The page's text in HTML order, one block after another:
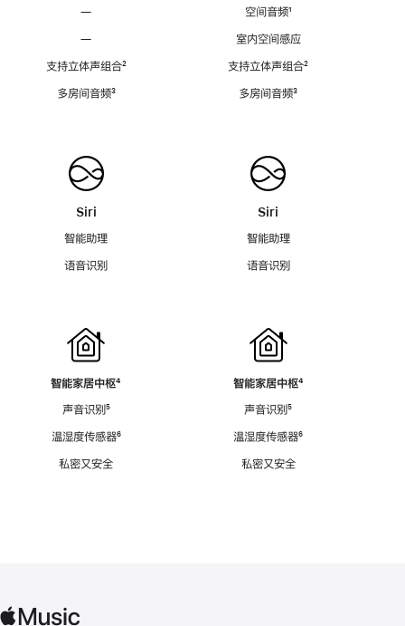
—
—
支持立体声组合脚
²
多房间音频脚
³
Siri
智能助理
语音识别
智能家居中枢脚
⁴
声音识别脚
⁵
温湿度传感器脚
⁶
私密又安全
空间音频脚
¹
室内空间感应
支持立体声组合脚
²
多房间音频脚
³
Siri
智能助理
语音识别
智能家居中枢脚
⁴
声音识别脚
⁵
温湿度传感器脚
⁶
私密又安全